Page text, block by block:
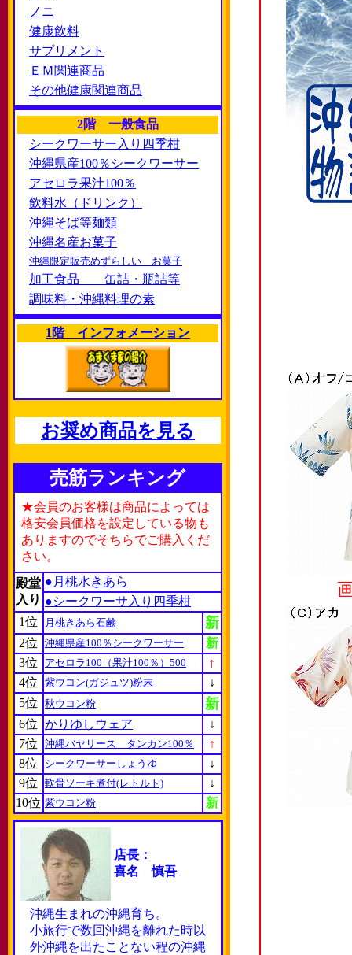
ノニ
健康飲料
サプリメント
ＥＭ関連商品
その他健康関連商品
2階 一般食品
シークワーサー入り四季柑
沖縄県産100％シークワーサー
アセロラ果汁100％
飲料水（ドリンク）
沖縄そば等麺類
沖縄名産お菓子
沖縄限定販売めずらしい お菓子
加工食品 缶詰・瓶詰等
調味料・沖縄料理の素
1階 インフォメーション
お奨め商品を見る
売筋ランキング
★会員のお客様は商品によっては
格安会員価格を設定している物も
ありますのでそちらでご購入くだ
さい。
殿堂
入り
●月桃水きあら
●シークワーサ入り四季柑
1位
月桃きあら石鹸 新
2位 沖縄県産100％シークワーサー
新
3位
アセロラ100（果汁100％）500 ↑
4位 紫ウコン(ガジュツ)粉末
↓
5位
秋ウコン粉 新
6位 かりゆしウェア
↓
7位
沖縄バヤリース タンカン100％
↑
8位
シークワーサーしょうゆ
↓
9位
軟骨ソーキ煮付(レトルト)
↓
10位 紫ウコン粉 新
店長：
喜名 慎吾
沖縄生まれの沖縄育ち。
小旅行で数回沖縄を離れた時以
外沖縄を出たことない程の沖縄